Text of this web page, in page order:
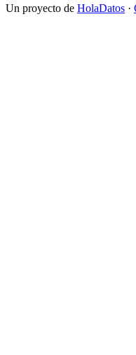
Un proyecto de HolaDatos ·